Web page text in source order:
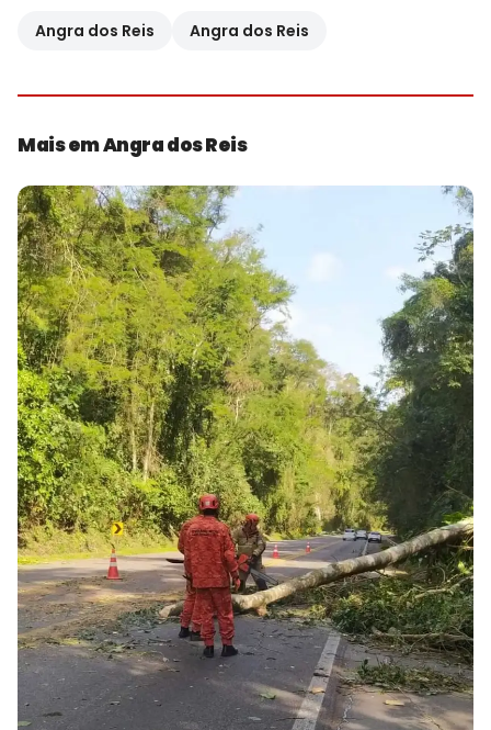
Angra dos Reis
Angra dos Reis
Mais em Angra dos Reis